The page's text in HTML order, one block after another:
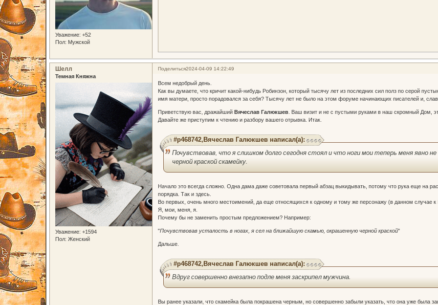
Уважение: +52
Пол: Мужской
Поделиться2024-04-09 14:22:49
Шелл
Темная Княжна
Уважение: +1594
Пол: Женский
Всем недобрый день.
Как вы думаете, что кричит какой-нибудь Робинзон, который тысячу лет из последних сил полз по серой
имя матери, просто порадовался за себя? Тысячу лет не было на этом форуме начинающих писателей и,
Приветствую вас, дражайший Вячеслав Галюкшев. Ваш визит и не с пустыми руками в наш скромный Дом,
Давайте же приступим к чтению и разбору вашего отрывка. Итак.
#p468742,Вячеслав Галюкшев написал(а):
Почувствовав, что я слишком долго сегодня стоял и что ноги мои теперь меня явно
черной краской скамейку.
Начало это всегда сложно. Одна дама даже советовала первый абзац выкидывать, потому что рука еще на
порядка. Так и здесь.
Во первых, очень много местоимений, да еще относящихся к одному и тому же персонажу (в данном случае к
Я, мои, меня, я.
Почему бы не заменить простым предложением? Например:
"Почувствовав усталость в ногах, я сел на ближайшую скамью, окрашенную черной краской"
Дальше.
#p468742,Вячеслав Галюкшев написал(а):
Вдруг совершенно внезапно подле меня заскрипел мужчина.
Вы ранее указали, что скамейка была покрашена черным, но совершенно забыли указать, что она уже была